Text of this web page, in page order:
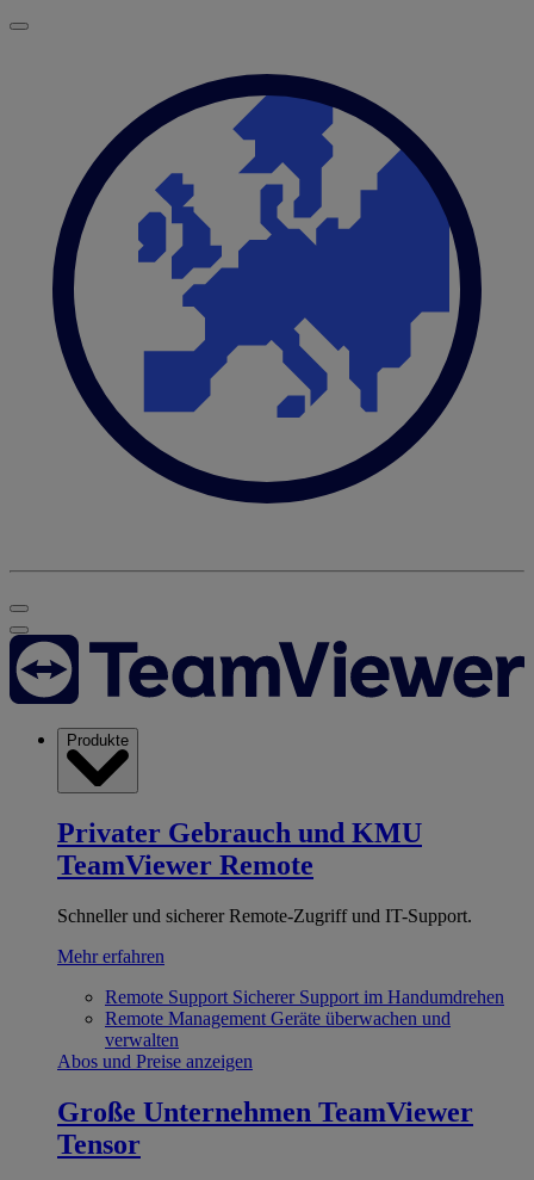
Produkte
Privater Gebrauch und KMU
TeamViewer Remote
Schneller und sicherer Remote-Zugriff und IT-Support.
Mehr erfahren
Remote Support Sicherer Support im Handumdrehen
Remote Management Geräte überwachen und
verwalten
Abos und Preise anzeigen
Große Unternehmen TeamViewer
Tensor